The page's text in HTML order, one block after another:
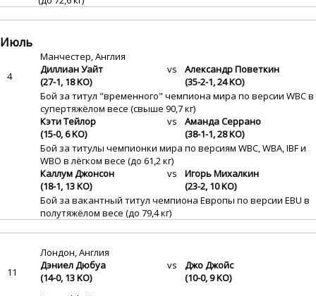
Июль
Манчестер, Англия
4
Диллиан Уайт
(27-1, 18 KO)
vs
Александр Поветкин
(35-2-1, 24 KO)
Бой за титул "временного" чемпиона мира по версии WBC в
супертяжёлом весе (свыше 90,7 кг)
Кэти Тейлор
(15-0, 6 KO)
vs
Аманда Серрано
(38-1-1, 28 KO)
Бой за титулы чемпионки мира по версиям WBC, WBA, IBF и
WBO в лёгком весе (до 61,2 кг)
Каллум Джонсон
(18-1, 13 KO)
vs
Игорь Михалкин
(23-2, 10 KO)
Бой за вакантный титул чемпиона Европы по версии EBU в
полутяжёлом весе (до 79,4 кг)
Лондон, Англия
11
Дэниел Дюбуа
(14-0, 13 KO)
vs
Джо Джойс
(10-0, 9 KO)